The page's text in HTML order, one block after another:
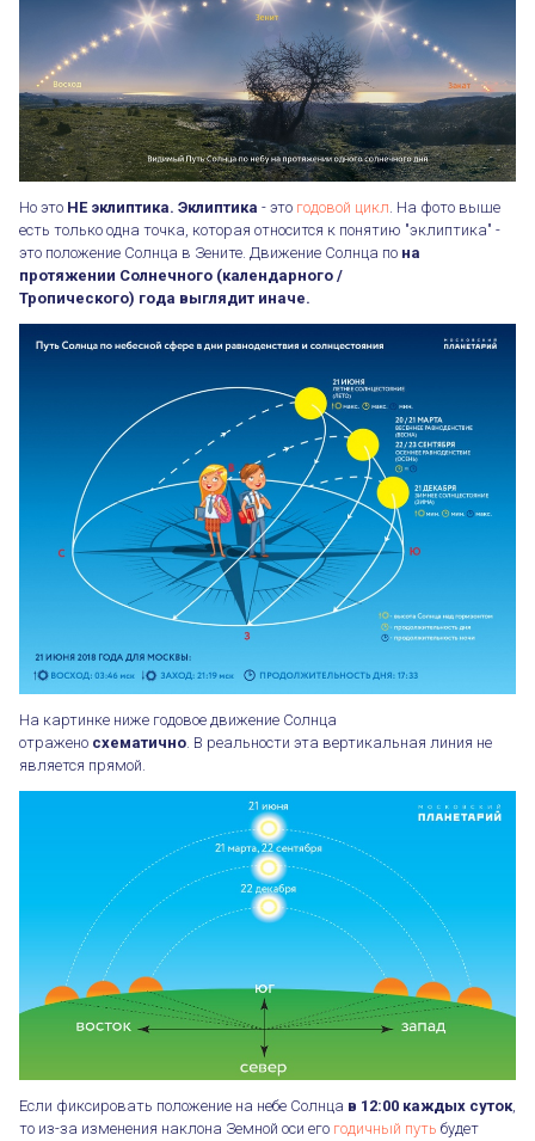
Но это НЕ эклиптика. Эклиптика - это годовой цикл. На фото выше
есть только одна точка, которая относится к понятию "эклиптика" -
это положение Солнца в Зените. Движение Солнца по на
протяжении Солнечного (календарного /
Тропического) года выглядит иначе.
На картинке ниже годовое движение Солнца
отражено схематично. В реальности эта вертикальная линия не
является прямой.
Если фиксировать положение на небе Солнца в 12:00 каждых суток,
то из-за изменения наклона Земной оси его годичный путь будет